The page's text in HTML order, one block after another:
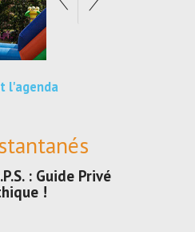
l'agenda
: Guide Privé
!